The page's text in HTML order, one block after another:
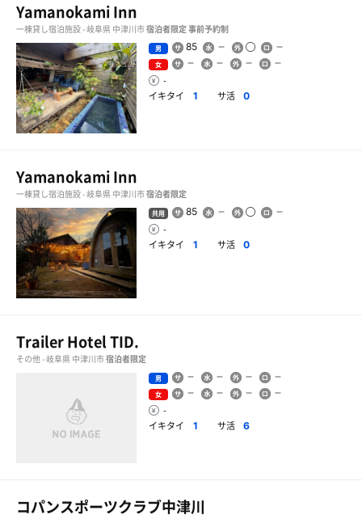
Yamanokami Inn
一棟貸し宿泊施設 - 岐阜県 中津川市宿泊者限定事前予約制
男 85
女
-
イキタイ
1 サ活 0
Yamanokami Inn
一棟貸し宿泊施設 - 岐阜県 中津川市宿泊者限定
共用 85
-
イキタイ
1 サ活 0
Trailer Hotel TID.
その他 - 岐阜県 中津川市宿泊者限定
男
女
-
イキタイ
1 サ活 6
コパンスポーツクラブ中津川